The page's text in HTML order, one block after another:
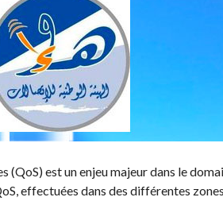
(QoS) est un enjeu majeur dans le
effectuées dans des différentes